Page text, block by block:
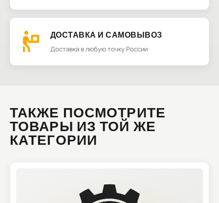
ДОСТАВКА И САМОВЫВОЗ
Доставка в любую точку России
ТАКЖЕ ПОСМОТРИТЕ
ТОВАРЫ ИЗ ТОЙ ЖЕ
КАТЕГОРИИ